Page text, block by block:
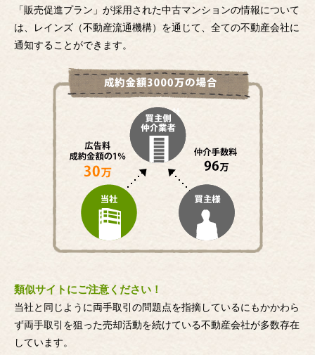
「販売促進プラン」が採用された中古マンションの情報について
は、レインズ（不動産流通機構）を通じて、全ての不動産会社に
通知することができます。
類似サイトにご注意ください！
当社と同じように両手取引の問題点を指摘しているにもかかわら
ず両手取引を狙った売却活動を続けている不動産会社が多数存在
しています。